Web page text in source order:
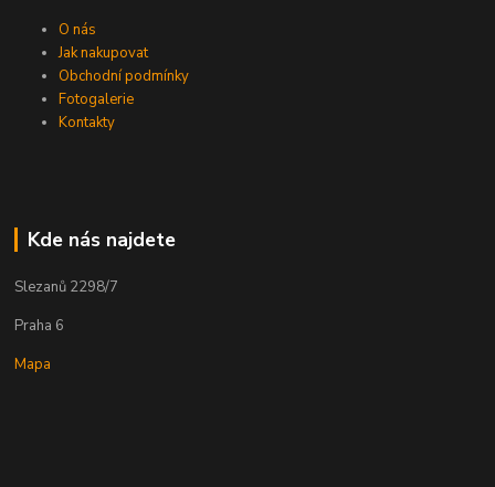
O nás
Jak nakupovat
Obchodní podmínky
Fotogalerie
Kontakty
Kde nás najdete
Slezanů 2298/7
Praha 6
Mapa